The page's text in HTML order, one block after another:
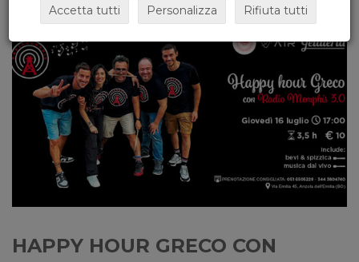
HAPPY HOUR GRECO CON
Accetta tutti Personalizza Rifiuta tutti